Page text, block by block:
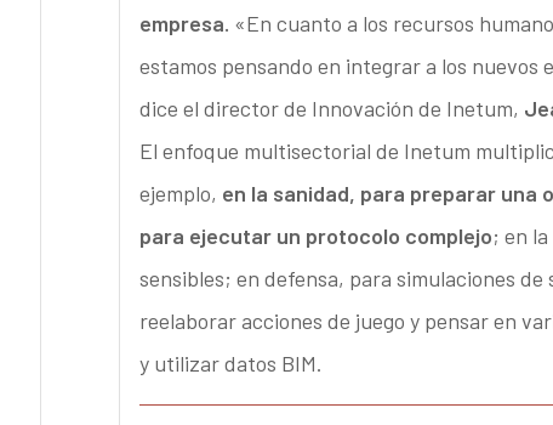
empresa. «En cuanto a los recursos
estamos pensando en integrar a los
dice el director de Innovación de Inetum,
El enfoque multisectorial de Inetum
ejemplo, en la sanidad, para preparar una
para ejecutar un protocolo complejo; en
sensibles; en defensa, para simulaciones
reelaborar acciones de juego y pensar en
y utilizar datos BIM.